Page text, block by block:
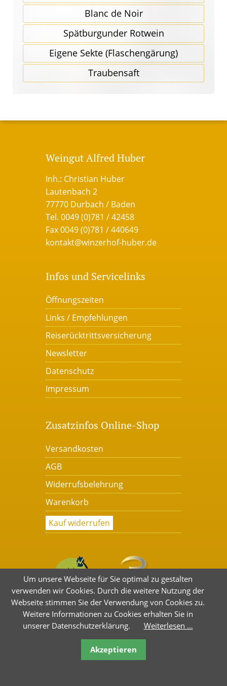
Blanc de Noir
Spätbur­gunder Rotwein
Eigene Sekte (Flaschen­gärung)
Traubensaft
Weingut Alfred Huber
Inh.: Christian Huber
Lautenbach 2
77770 Durbach / Baden
Tel. 0049 (0)781 / 42458
Fax 0049 (0)781 / 440649
kontakt@winzerhof-huber.de
Infos und Servicelinks
Öffnungszeiten
Links / Empfehlungen
Reiserücktrittsversicherung
Newsletter
Datenschutz
Impressum
Zusatzinfos Online-Shop
Versandkosten
AGB
Widerrufsbelehrung
Warenkorb
Kauf widerrufen
Um unsere Webseite für Sie optimal zu gestalten
verwenden wir Cookies. Durch die weitere Nutzung der
Webseite stimmen Sie der Verwendung von Cookies zu.
Weitere Informationen zu Cookies erhalten Sie in
unserer Datenschutzerklärung.
Weiterlesen …
Akzeptieren